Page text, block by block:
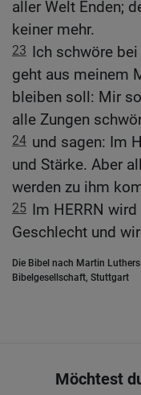
aller Welt Enden;
keiner mehr.
23 Ich schwöre
geht aus meinem
bleiben soll: Mir
alle Zungen
24 und sagen: Im
und Stärke. Aber
werden zu ihm
25 Im HERRN
Geschlecht und
Die Bibel nach Martin
Bibelgesellschaft, Stuttgart
Möchtest